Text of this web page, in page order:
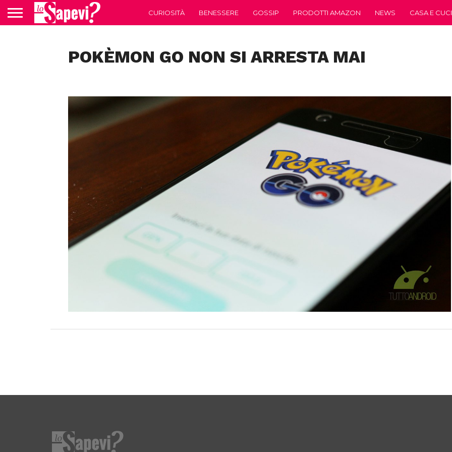
CURIOSITÀ BENESSERE GOSSIP PRODOTTI AMAZON NEWS CASA E
POKÈMON GO NON SI ARRESTA MAI